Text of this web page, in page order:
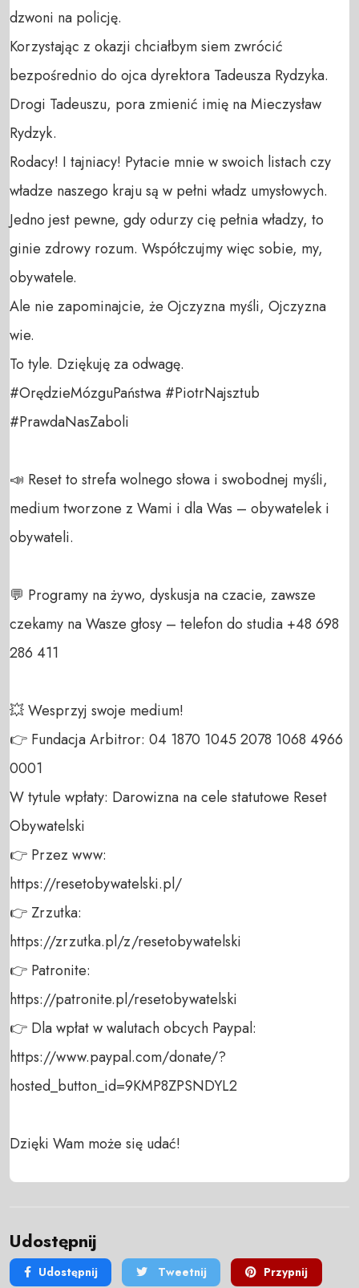
dzwoni na policję.
Korzystając z okazji chciałbym siem zwrócić
bezpośrednio do ojca dyrektora Tadeusza Rydzyka.
Drogi Tadeuszu, pora zmienić imię na Mieczysław
Rydzyk.
Rodacy! I tajniacy! Pytacie mnie w swoich listach czy
władze naszego kraju są w pełni władz umysłowych.
Jedno jest pewne, gdy odurzy cię pełnia władzy, to
ginie zdrowy rozum. Współczujmy więc sobie, my,
obywatele.
Ale nie zapominajcie, że Ojczyzna myśli, Ojczyzna
wie.
To tyle. Dziękuję za odwagę.
#OrędzieMózguPaństwa #PiotrNajsztub
#PrawdaNasZaboli
📣 Reset to strefa wolnego słowa i swobodnej myśli,
medium tworzone z Wami i dla Was – obywatelek i
obywateli.
💬 Programy na żywo, dyskusja na czacie, zawsze
czekamy na Wasze głosy – telefon do studia +48 698
286 411
💥 Wesprzyj swoje medium!
👉 Fundacja Arbitror: 04 1870 1045 2078 1068 4966
0001
W tytule wpłaty: Darowizna na cele statutowe Reset
Obywatelski
👉 Przez www:
https://resetobywatelski.pl/
👉 Zrzutka:
https://zrzutka.pl/z/resetobywatelski
👉 Patronite:
https://patronite.pl/resetobywatelski
👉 Dla wpłat w walutach obcych Paypal:
https://www.paypal.com/donate/?
hosted_button_id=9KMP8ZPSNDYL2
Dzięki Wam może się udać!
Udostępnij
Udostępnij Tweetnij Przypnij